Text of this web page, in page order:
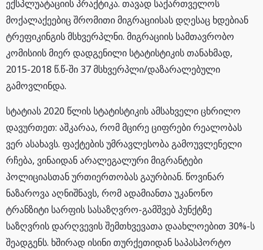
ექსპლუატაციის პრაქტიკა. თავად საქართველოს
მოქალაქეებიც შრომითი მიგრაციისას დღესაც ხდებიან
ტრეფიკინგის მსხვერპლნი. მიგრაციის სამთავრობო
კომისიის მიერ დადგენილი სტატისტიკის თანახმად,
2015-2018 წ.წ-ში 37 მსხვერპლი/დაზარალებული
გამოვლინდა.
სტატიას 2020 წლის სტატისტიკის ამსახველი ცხრილო
დავურთეთ: აშკარაა, რომ მცირე ციფრები რეალობას
ვერ ასახავს. ფაქტების უმრავლესობა გამოუვლენელი
რჩება, ვინაიდან არალეგალური მიგრანტები
პოლიციასთან ურთიერთობას გაურბიან. წოვინარ
ნაზაროვა აღნიშნავს, რომ ადამიანთა უკანონო
ტრანზიტი სარფის სასაზღვრო-გამშვებ პუნქტზე
საზღვრის დარღვევის შემთხვევათა დაახლოებით 30%-ს
შეადგენს. ხშირად ისინი თურქეთიდან საპასპორტო